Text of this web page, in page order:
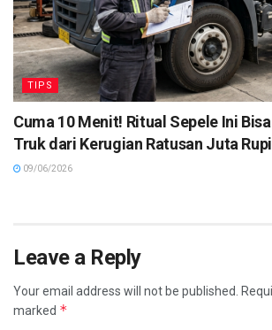
TIPS
Cuma 10 Menit! Ritual Sepele Ini
Truk dari Kerugian Ratusan Juta
09/06/2026
Leave a Reply
Your email address will not be published.
marked *